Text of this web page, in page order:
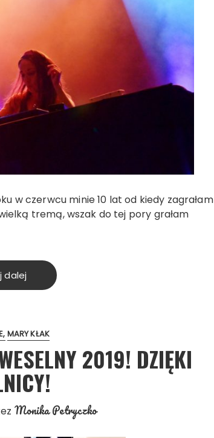
w czerwcu minie 10 lat od kiedy zagrałam
tremą, wszak do tej pory grałam
dalej
MARY KŁAK
2019! DZIĘKI
Monika Petryczko